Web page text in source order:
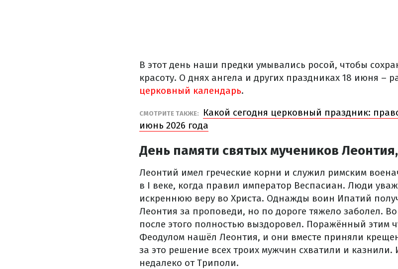
В этот день наши предки умывались росой, чтобы
красоту. О днях ангела и других праздниках 18 июня –
церковный календарь.
СМОТРИТЕ ТАКЖЕ:
Какой сегодня церковный праздник:
июнь 2026 года
День памяти святых мучеников
Леонтий имел греческие корни и служил римским
в I веке, когда правил император Веспасиан. Люди
искреннюю веру во Христа. Однажды воин Ипатий
Леонтия за проповеди, но по дороге тяжело заболел.
после этого полностью выздоровел. Поражённый этим
Феодулом нашёл Леонтия, и они вместе приняли
за это решение всех троих мужчин схватили и казнили.
недалеко от Триполи.